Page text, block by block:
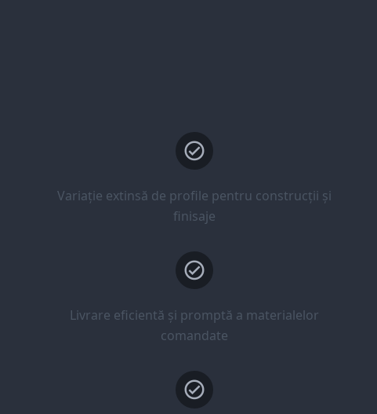
Variație extinsă de profile pentru construcții și
finisaje
Livrare eficientă și promptă a materialelor
comandate